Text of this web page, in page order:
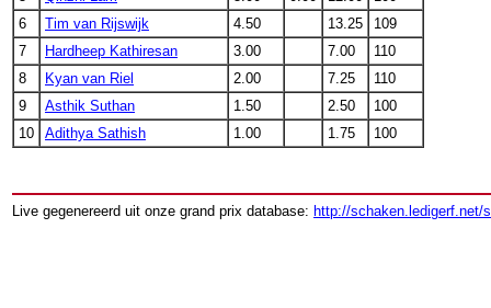
6
Tim van Rijswijk 4.50 13.25
109
7
Hardheep Kathiresan 3.00 7.00
110
8
Kyan van Riel 2.00 7.25
110
9
Asthik Suthan 1.50 2.50
100
10
Adithya Sathish 1.00 1.75 100
Live gegenereerd uit onze grand prix database: http://schaken.ledigerf.net/